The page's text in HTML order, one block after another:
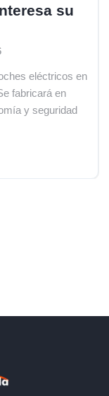
su
eléctricos en
fabricará en
y seguridad